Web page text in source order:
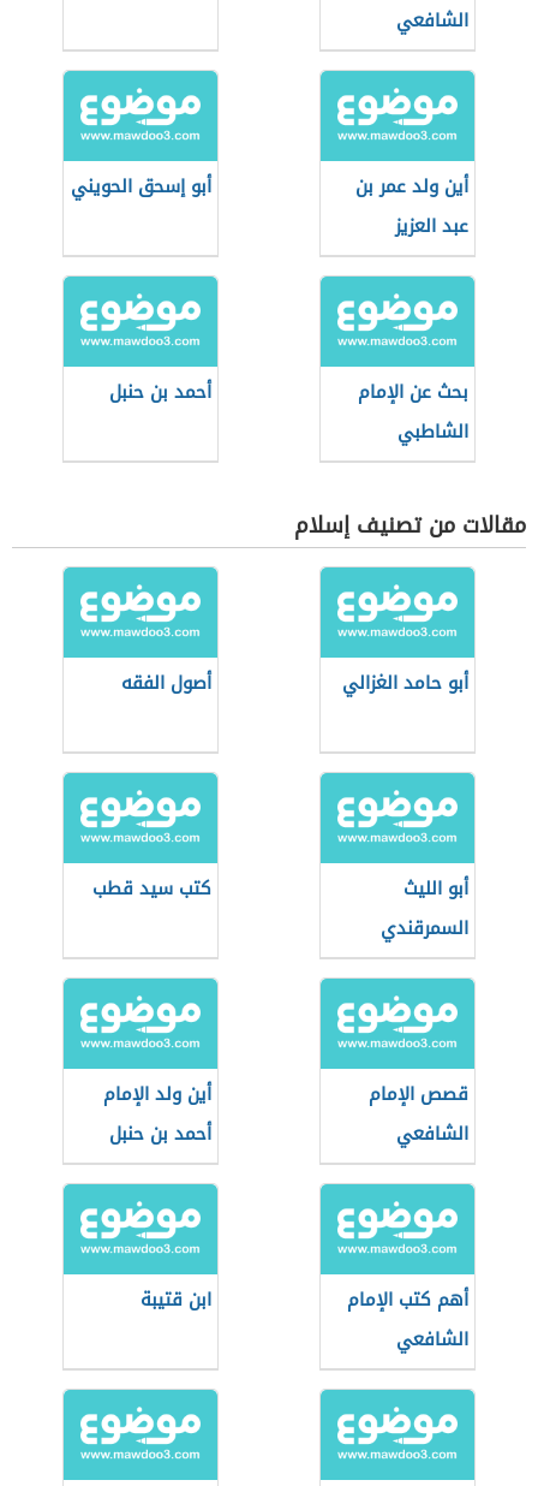
الشافعي
أين ولد عمر بن
عبد العزيز
أبو إسحق الحويني
بحث عن الإمام
الشاطبي
أحمد بن حنبل
مقالات من تصنيف إسلام
أبو حامد الغزالي أصول الفقه
أبو الليث
السمرقندي
كتب سيد قطب
قصص الإمام
الشافعي
أين ولد الإمام
أحمد بن حنبل
أهم كتب الإمام
الشافعي
ابن قتيبة